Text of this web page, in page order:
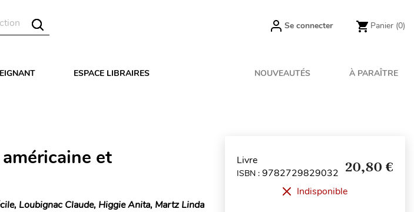
Se connecter Panier (0)
ESPACE LIBRAIRES NOUVEAUTÉS À PARAÎTRE
et
Loubignac Claude, Higgie Anita, Martz Linda
Livre
ISBN : 9782729829032 20,80 €
Indisponible